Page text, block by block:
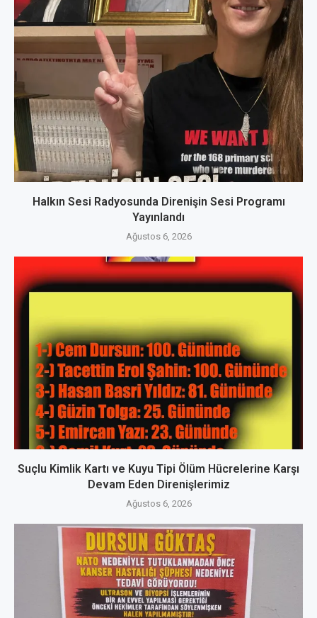
Halkın Sesi Radyosunda Direnişin Sesi Programı
Yayınlandı
Ağustos 6, 2026
Suçlu Kimlik Kartı ve Kuyu Tipi Ölüm Hücrelerine Karşı
Devam Eden Direnişlerimiz
Ağustos 6, 2026